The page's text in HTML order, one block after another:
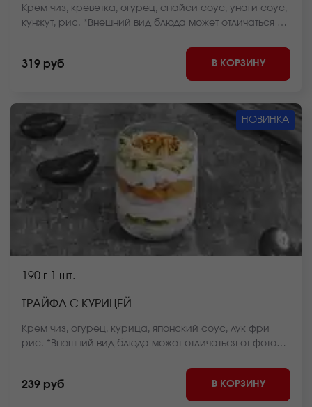
Крем чиз, креветка, огурец, спайси соус, унаги соус,
кунжут, рис. *Внешний вид блюда может отличаться от
319 руб В КОРЗИНУ
НОВИНКА
190 г 1 шт.
ТРАЙФЛ С КУРИЦЕЙ
Крем чиз, огурец, курица, японский соус, лук фри
рис. *Внешний вид блюда может отличаться от фото
239 руб В КОРЗИНУ